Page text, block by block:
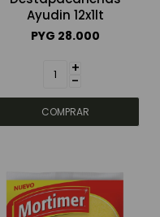
Ayudin 12x1lt
PYG 28.000
+
-